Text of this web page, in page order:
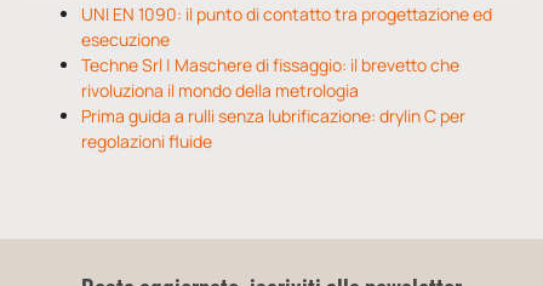
UNI EN 1090: il punto di contatto tra progettazione ed
esecuzione
Techne Srl | Maschere di fissaggio: il brevetto che
rivoluziona il mondo della metrologia
Prima guida a rulli senza lubrificazione: drylin C per
regolazioni fluide